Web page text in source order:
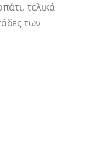
τελικά
των